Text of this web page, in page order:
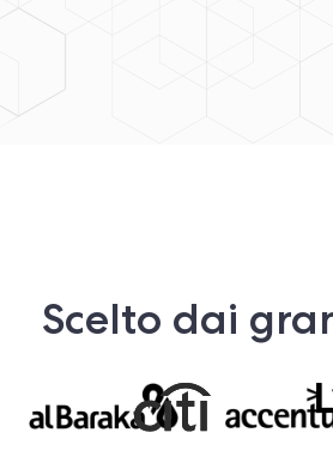
Scelto dai